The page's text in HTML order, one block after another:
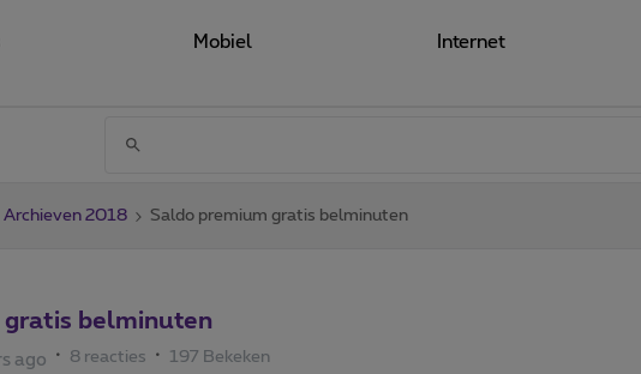
Mobiel Internet
Archieven 2018 Saldo premium gratis belminuten
belminuten
ago 8 reacties 197 Bekeken